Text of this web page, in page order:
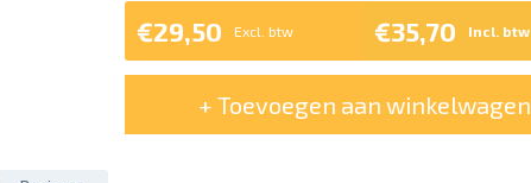
€29,50 Excl. btw €35,70 Incl. btw
+ Toevoegen aan winkelwagen